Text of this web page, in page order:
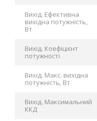
Вихід. Ефективна
вихідна потужність,
Вт
Вихід. Коефіцієнт
потужності
Вихід. Макс. вихідна
потужність, Вт
Вихід. Максимальний
ККД